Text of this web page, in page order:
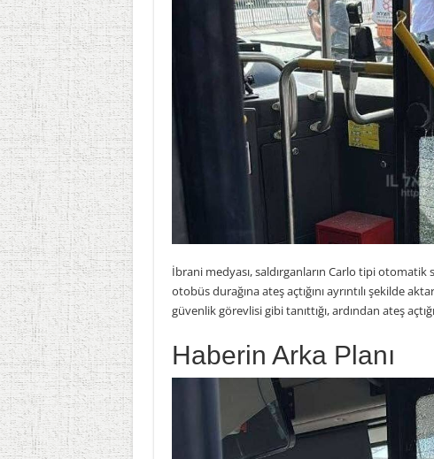
İbrani medyası, saldırganların Carlo tipi
otobüs durağına ateş açtığını ayrıntılı şekilde
güvenlik görevlisi gibi tanıttığı, ardından ateş
Haberin Arka Planı